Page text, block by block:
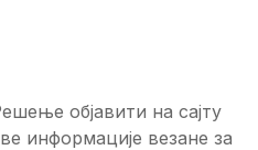
објавити на сајту
информације везане за